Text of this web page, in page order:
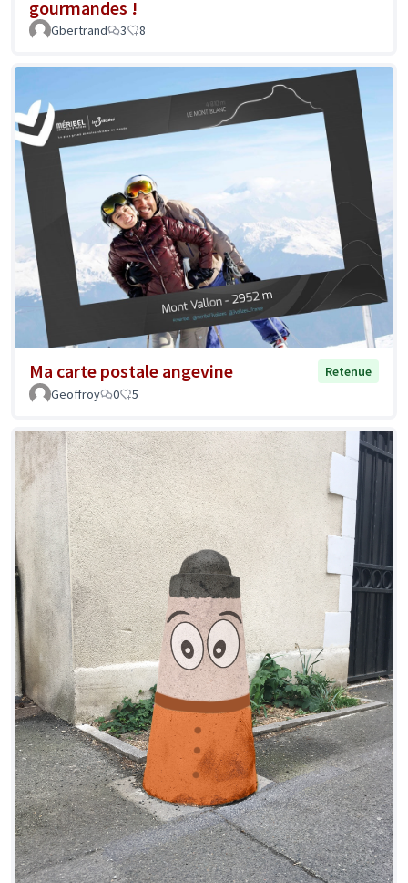
gourmandes !
Gbertrand 3 8
Ma carte postale angevine
Retenue
Geoffroy
0 5